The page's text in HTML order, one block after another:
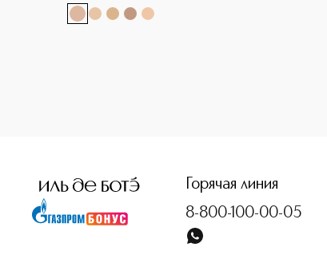
Горячая линия
8-800-100-00-05